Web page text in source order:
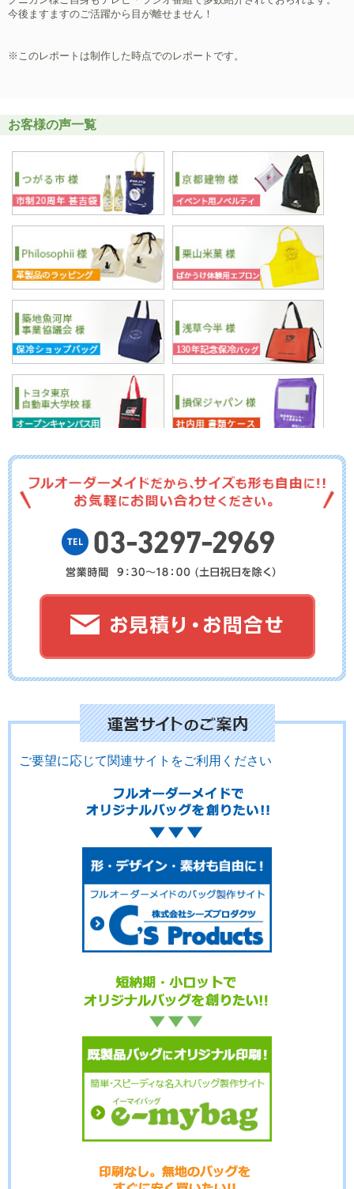
今後ますますのご活躍から目が離せません！
※このレポートは制作した時点でのレポートです。
お客様の声一覧
ご要望に応じて関連サイトをご利用ください